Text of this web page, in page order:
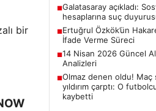
bir
■Galatasaray açıkladı:
hesaplarına suç
■Ertuğrul Özkök’ün
İfade Verme Süreci
■14 Nisan 2026 Güncel
Analizleri
■Olmaz denen oldu! Maç
yıldırım çarptı: O
kaybetti